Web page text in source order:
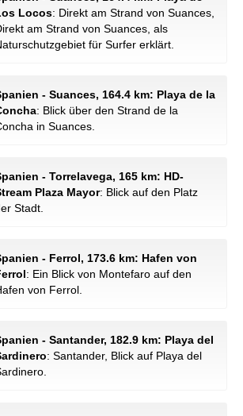
Locos: Direkt am Strand von Suances,
am Strand von Suances, als
für Surfer erklärt.
- Suances, 164.4 km: Playa de la
: Blick über den Strand de la
in Suances.
- Torrelavega, 165 km: HD-
Plaza Mayor: Blick auf den Platz
Stadt.
- Ferrol, 173.6 km: Hafen von
: Ein Blick von Montefaro auf den
von Ferrol.
- Santander, 182.9 km: Playa del
: Santander, Blick auf Playa del